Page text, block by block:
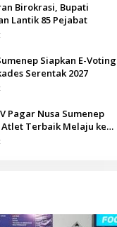
Birokrasi, Bupati
Lantik 85 Pejabat
Siapkan E-Voting
Serentak 2027
Pagar Nusa Sumenep
Terbaik Melaju ke